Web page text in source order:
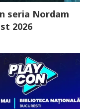
seria Nordam
2026